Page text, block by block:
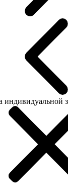
индивидуальной